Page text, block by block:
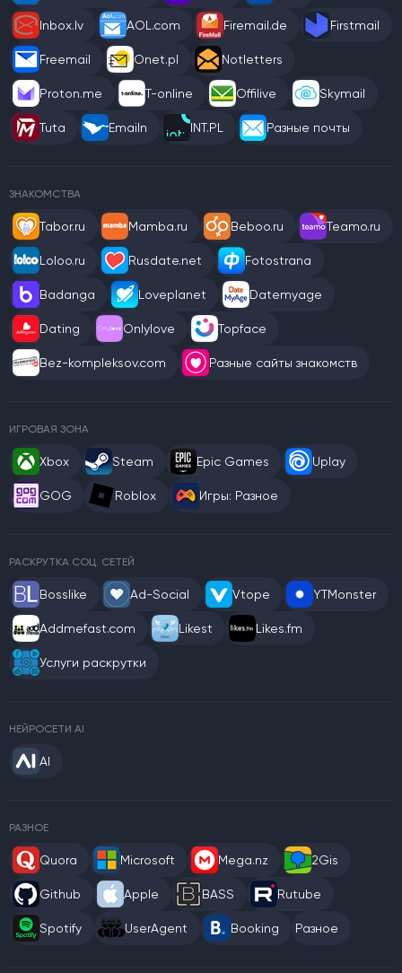
Inbox.lv AOL.com Firemail.de Firstmail
Freemail Onet.pl Notletters
Proton.me T-online Offilive Skymail
Tuta Emailn INT.PL Разные почты
ЗНАКОМСТВА
Tabor.ru Mamba.ru Beboo.ru Teamo.ru
Loloo.ru Rusdate.net Fotostrana
Badanga Loveplanet Datemyage
Dating Onlylove Topface
Bez-kompleksov.com Разные сайты знакомств
ИГРОВАЯ ЗОНА
Xbox Steam Epic Games Uplay
GOG Roblox Игры: Разное
РАСКРУТКА СОЦ. СЕТЕЙ
Bosslike Ad-Social Vtope YTMonster
Addmefast.com Likest Likes.fm
Услуги раскрутки
НЕЙРОСЕТИ AI
AI
РАЗНОЕ
Quora Microsoft Mega.nz 2Gis
Github Apple BASS Rutube
Spotify UserAgent Booking Разное